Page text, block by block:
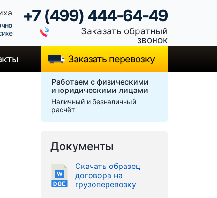
+7 (499) 444-64-49
Заказать обратный
звонок
Заказать перевозку
Работаем с физическими
и юридическими лицами
Наличный и безналичный
расчёт
Документы
Скачать образец
договора на
грузоперевозку